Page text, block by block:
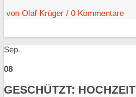
von Olaf Krüger / 0 Kommentare
Sep.
08
GESCHÜTZT: HOCHZEIT